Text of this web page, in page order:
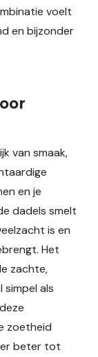
voelt
en bijzonder
van smaak,
en je
dadels smelt
is en
Het
zachte,
als
zoetheid
beter tot